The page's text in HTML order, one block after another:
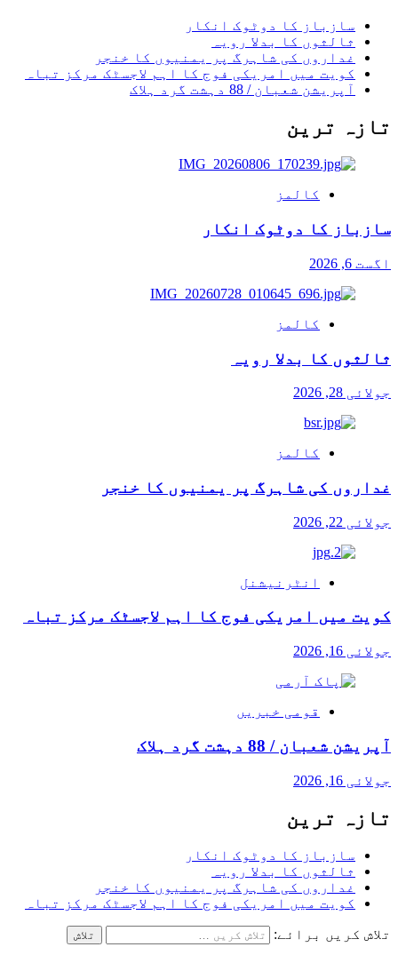
سازباز کا دوٹوک انکار
ثالثوں کا بدلا رویہ
غداروں کی شاہرگ پر یمنیوں کا خنجر
کویت میں امریکی فوج کا اہم لاجسٹک مرکز تباہ
آپریشن شعبان / 88 دہشت گرد ہلاک
تازہ ترین
کالمز
سازباز کا دوٹوک انکار
اگست 6, 2026
کالمز
ثالثوں کا بدلا رویہ
جولائی 28, 2026
کالمز
غداروں کی شاہرگ پر یمنیوں کا خنجر
جولائی 22, 2026
انٹرنیشنل
کویت میں امریکی فوج کا اہم لاجسٹک مرکز تباہ
جولائی 16, 2026
قومی خبریں
آپریشن شعبان / 88 دہشت گرد ہلاک
جولائی 16, 2026
تازہ ترین
سازباز کا دوٹوک انکار
ثالثوں کا بدلا رویہ
غداروں کی شاہرگ پر یمنیوں کا خنجر
کویت میں امریکی فوج کا اہم لاجسٹک مرکز تباہ
تلاش کریں برائے: